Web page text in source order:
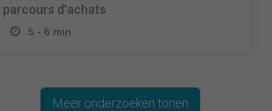
parcours d'achats
5 - 6 min
Meer onderzoeken tonen